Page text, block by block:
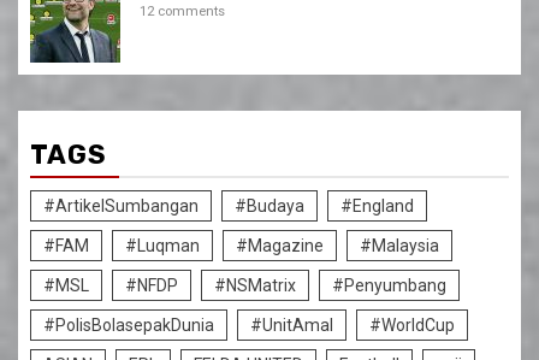
12 comments
TAGS
#ArtikelSumbangan #Budaya #England
#FAM #Luqman #Magazine #Malaysia
#MSL #NFDP #NSMatrix #Penyumbang
#PolisBolasepakDunia #UnitAmal #WorldCup